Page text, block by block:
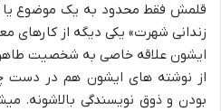
قلمش فقط محدود به یک موضوع یا
زندانی شهرت» یکی دیگه از کارهای
ایشون علاقه خاصی به شخصیت
از نوشته های ایشون هم در دست
بودن و ذوق نویسندگی بالاشونه.